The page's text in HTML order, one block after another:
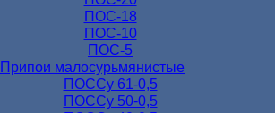
ПОС-18
ПОС-10
ПОС-5
Припои малосурьмянистые
ПОССу 61-0,5
ПОССу 50-0,5